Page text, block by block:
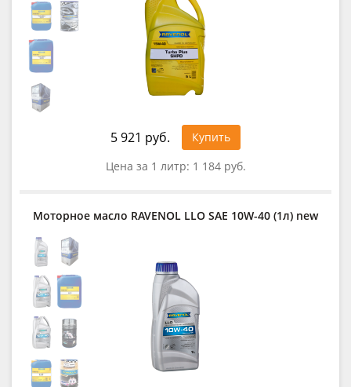
5 921 руб.
Купить
Цена за 1 литр: 1 184 руб.
Моторное масло RAVENOL LLO SAE 10W-40 (1л) new